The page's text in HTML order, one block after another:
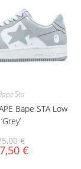
Sta
Bape STA Low
‘Grey’
€
€